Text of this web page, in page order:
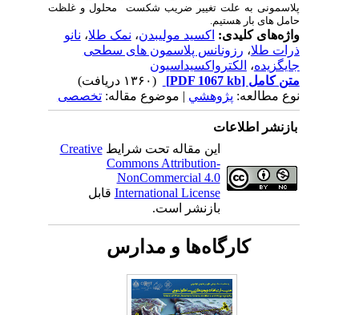
پلاسمونی به علت تغییر ضریب شکست محلول و غلظت
حامل های بار هستیم.
واژه‌های کلیدی:اکسید مولیبدن،نمک طلا،نانو
ذرات طلا،رزونانس پلاسمون های سطحی
جایگزیده،الکترواکسیداسیون
متن کامل[PDF 1067 kb]
نوع مطالعه:پژوهشي| موضوع مقاله:تخصصی
بازنشر اطلاعات
این مقاله تحت شرایطCreative
Commons Attribution-
NonCommercial 4.0
International Licenseقابل
بازنشر است.
کارگاه‌ها و مدارس